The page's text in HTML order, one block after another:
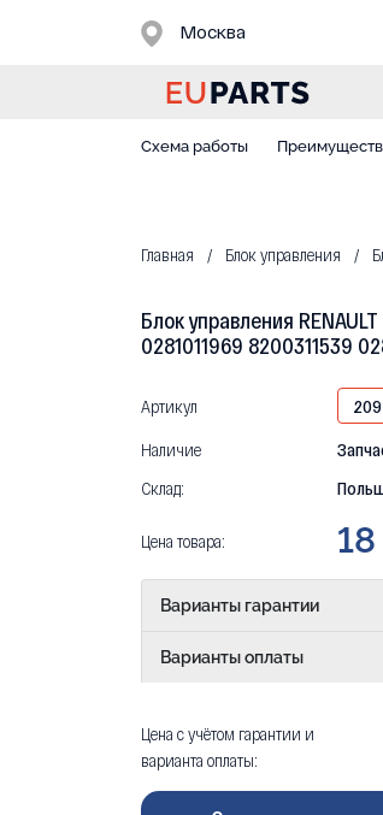
Москва
Схема работы
Главная Блок управления
Блок управления RENAULT
0281011969 8200311539
Артикул
Наличие
Склад:
Цена товара:
Варианты гарантии
Варианты оплаты
Цена с учётом гарантии и
варианта оплаты: